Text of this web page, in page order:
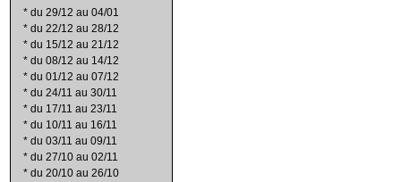
* du 29/12 au 04/01
* du 22/12 au 28/12
* du 15/12 au 21/12
* du 08/12 au 14/12
* du 01/12 au 07/12
* du 24/11 au 30/11
* du 17/11 au 23/11
* du 10/11 au 16/11
* du 03/11 au 09/11
* du 27/10 au 02/11
* du 20/10 au 26/10